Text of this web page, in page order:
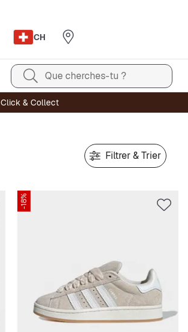
CH
Que cherches-tu ?
Click & Collect
Filtrer & Trier
-18%